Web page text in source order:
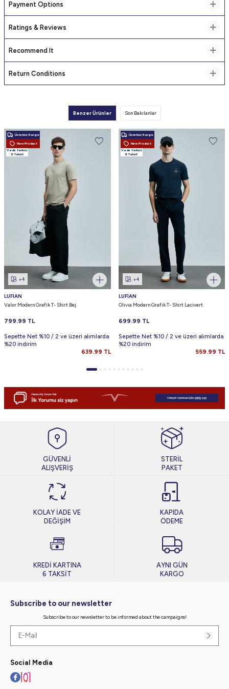
Payment Options
Ratings & Reviews
Recommend It
Return Conditions
Benzer Ürünler Son Bakılanlar
Ücretsiz Kargo
New Product
Vade farksız
6 Taksit
+4
LUFIAN
Valor Modern Grafik T- Shirt Bej
799.99 TL
Sepette Net %10 / 2 ve üzeri alımlarda
%20 indirim
639.99 TL
Ücretsiz Kargo
New Product
Vade farksız
6 Taksit
+4
LUFIAN
Olıvıa Modern Grafik T- Shirt Lacivert
699.99 TL
Sepette Net %10 / 2 ve üzeri alımlarda
%20 indirim
559.99 TL
GÜVENLİ
ALIŞVERİŞ
STERİL
PAKET
KOLAY İADE VE
DEĞİŞİM
KAPIDA
ÖDEME
KREDİ KARTINA
6 TAKSİT
AYNI GÜN
KARGO
Subscribe to our newsletter
Subscribe to our newsletter to be informed about the campaigns!
Social Media